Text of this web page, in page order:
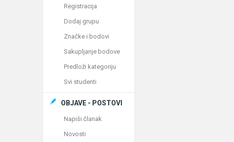
Registracija
Dodaj grupu
Značke i bodovi
Sakupljanje bodove
Predloži kategoriju
Svi studenti
OBJAVE - POSTOVI
Napiši članak
Novosti